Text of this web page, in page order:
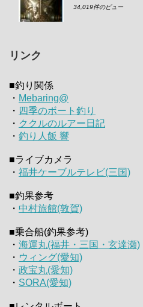
34,019件のビュー
リンク
■釣り関係
・ Mebaring@
・ 四季のボート釣り
・ ククルのルアー日記
・ 釣り人飯 響
■ライブカメラ
・ 福井ケーブルテレビ(三国)
■釣果参考
・ 中村旅館(敦賀)
■乗合船(釣果参考)
・ 海運丸(福井・三国・玄達瀬)
・ ウィング(愛知)
・ 政宝丸(愛知)
・ SORA(愛知)